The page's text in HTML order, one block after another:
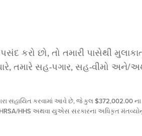
છો, તો તમારી પાસેથી
તમારે સહ-પગાર, સહ-વીમો અને/
સહાયિત કરવામાં આવે છે, જે કુલ $372,002.00
HHS અથવા યુએસ સરકારના અધિકૃત મંતવ્યોનું